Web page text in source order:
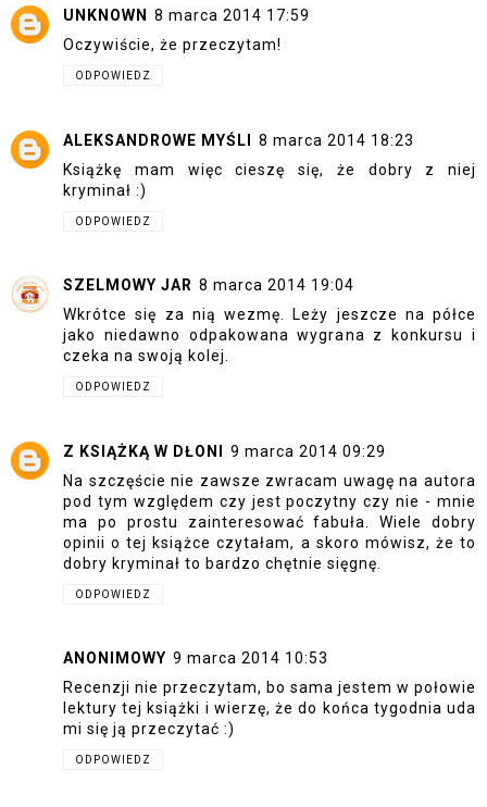
UNKNOWN
8 marca 2014 17:59
Oczywiście, że przeczytam!
ODPOWIEDZ
ALEKSANDROWE MYŚLI
8 marca 2014 18:23
Książkę mam więc cieszę się, że dobry z niej
kryminał :)
ODPOWIEDZ
SZELMOWY JAR 8 marca 2014 19:04
Wkrótce się za nią wezmę. Leży jeszcze na półce
jako niedawno odpakowana wygrana z konkursu i
czeka na swoją kolej.
ODPOWIEDZ
Z KSIĄŻKĄ W DŁONI
9 marca 2014 09:29
Na szczęście nie zawsze zwracam uwagę na autora
pod tym względem czy jest poczytny czy nie - mnie
ma po prostu zainteresować fabuła. Wiele dobry
opinii o tej książce czytałam, a skoro mówisz, że to
dobry kryminał to bardzo chętnie sięgnę.
ODPOWIEDZ
ANONIMOWY 9 marca 2014 10:53
Recenzji nie przeczytam, bo sama jestem w połowie
lektury tej książki i wierzę, że do końca tygodnia uda
mi się ją przeczytać :)
ODPOWIEDZ